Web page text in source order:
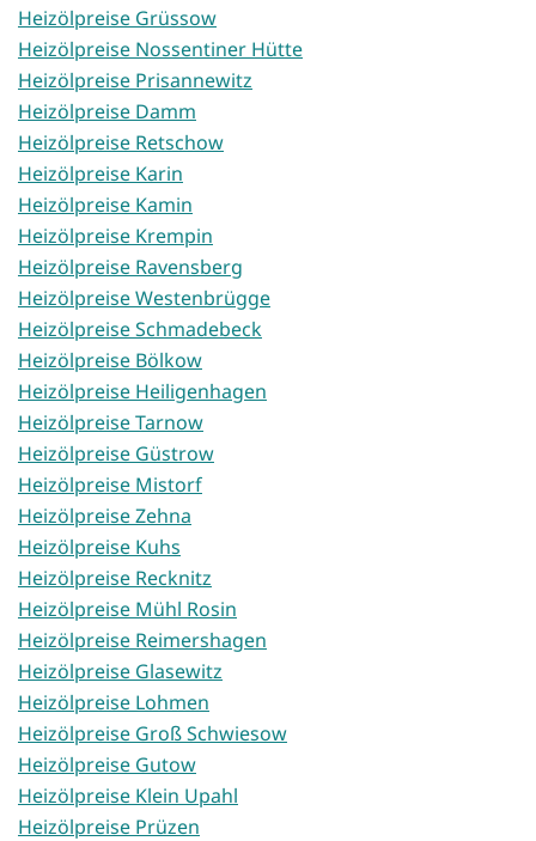
Heizölpreise Grüssow
Heizölpreise Nossentiner Hütte
Heizölpreise Prisannewitz
Heizölpreise Damm
Heizölpreise Retschow
Heizölpreise Karin
Heizölpreise Kamin
Heizölpreise Krempin
Heizölpreise Ravensberg
Heizölpreise Westenbrügge
Heizölpreise Schmadebeck
Heizölpreise Bölkow
Heizölpreise Heiligenhagen
Heizölpreise Tarnow
Heizölpreise Güstrow
Heizölpreise Mistorf
Heizölpreise Zehna
Heizölpreise Kuhs
Heizölpreise Recknitz
Heizölpreise Mühl Rosin
Heizölpreise Reimershagen
Heizölpreise Glasewitz
Heizölpreise Lohmen
Heizölpreise Groß Schwiesow
Heizölpreise Gutow
Heizölpreise Klein Upahl
Heizölpreise Prüzen